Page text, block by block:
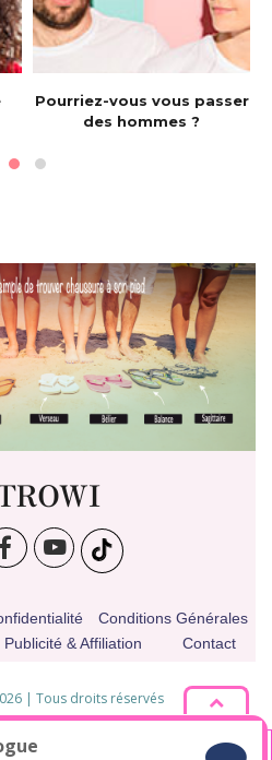
Pourriez-vous vous passer
des hommes ?
Conditions Générales
Publicité & Affiliation Contact
| Tous droits réservés
ce site, vous acceptez